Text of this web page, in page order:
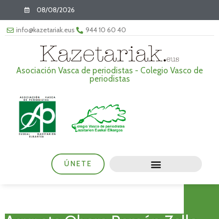
08/08/2026
info@kazetariak.eus 944 10 60 40
Asociación Vasca de periodistas - Colegio Vasco de
periodistas
ÚNETE